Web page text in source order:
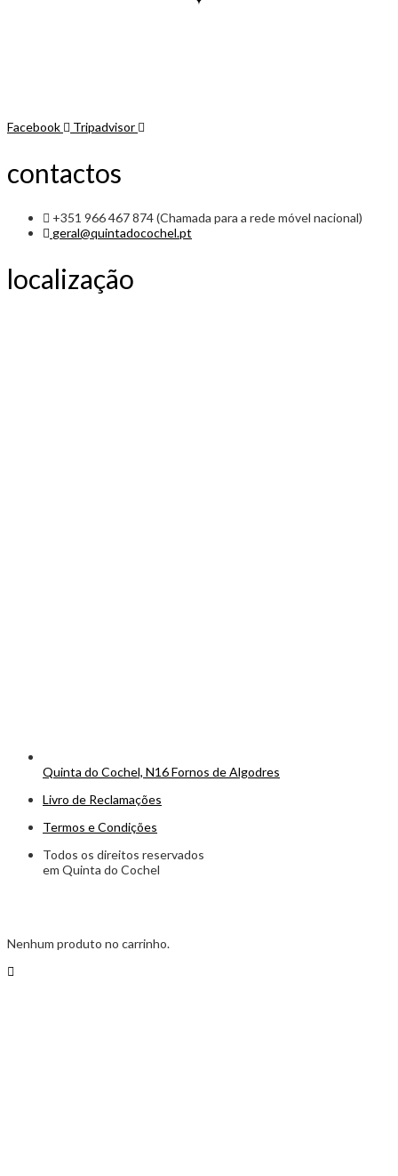
Facebook Tripadvisor
contactos
+351 966 467 874 (Chamada para a rede móvel nacional)
geral@quintadocochel.pt
localização
Quinta do Cochel, N16 Fornos de Algodres
Livro de Reclamações
Termos e Condições
Todos os direitos reservados
em Quinta do Cochel
Nenhum produto no carrinho.